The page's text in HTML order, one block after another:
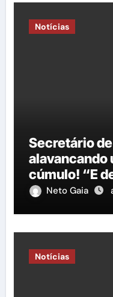
Notícias
Secretário
alavancando
cúmulo! “E
importância
Neto Gaia
Notícias